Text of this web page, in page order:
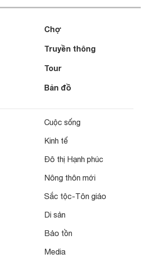
Chợ
Truyền thông
Tour
Bản đồ
Cuộc sống
Kinh tế
Đô thị Hạnh phúc
Nông thôn mới
Sắc tộc-Tôn giáo
Di sản
Bảo tồn
Media